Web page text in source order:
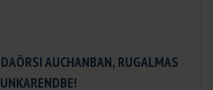
AUCHANBAN, RUGALMAS